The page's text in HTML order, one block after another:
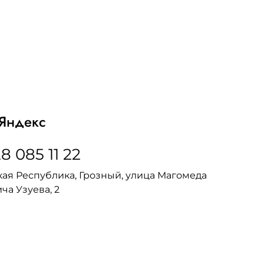
085 11 22
Республика, Грозный, улица Магомеда
Узуева, 2